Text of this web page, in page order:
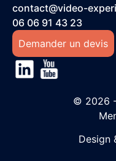
contact@video-
06 06 91 43 23
Demander un devis
© 2026
Design